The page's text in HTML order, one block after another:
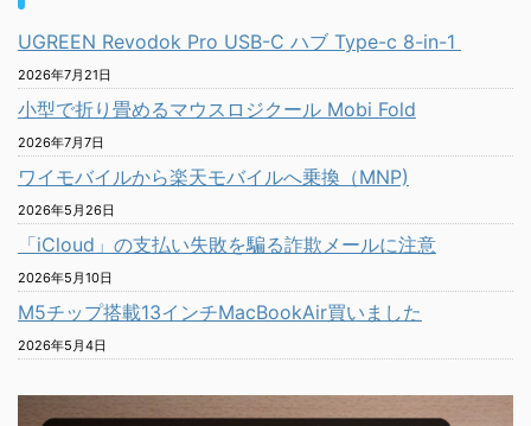
UGREEN Revodok Pro USB-C ハブ Type-c 8-in-1
2026年7月21日
小型で折り畳めるマウスロジクール Mobi Fold
2026年7月7日
ワイモバイルから楽天モバイルへ乗換（MNP)
2026年5月26日
「iCloud」の支払い失敗を騙る詐欺メールに注意
2026年5月10日
M5チップ搭載13インチMacBookAir買いました
2026年5月4日